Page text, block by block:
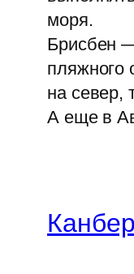
моря.
Брисбен
пляжного
на север,
А еще в